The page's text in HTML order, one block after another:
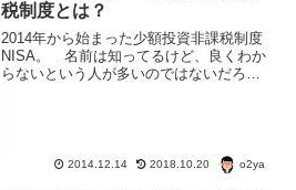
税制度とは？
2014年から始まった少額投資非課税制度
NISA。 名前は知ってるけど、良くわか
らないという人が多いのではないだろう
2014.12.14 2018.10.20 o2ya